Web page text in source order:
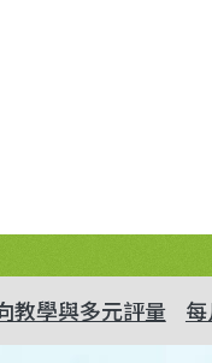
教學與多元評量